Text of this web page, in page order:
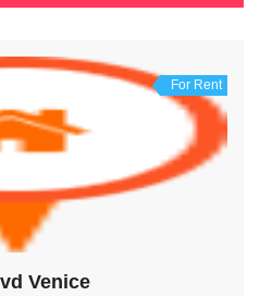
For Rent
Venice